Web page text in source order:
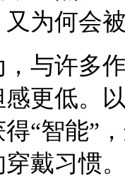
为何会
许多作
更低。
“智能”
戴习惯